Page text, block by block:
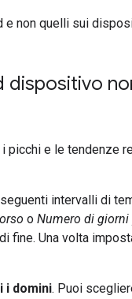
non quelli sui
dispositivo
picchi e le tendenze
intervalli di
o Numero di
fine. Una volta
i domini. Puoi